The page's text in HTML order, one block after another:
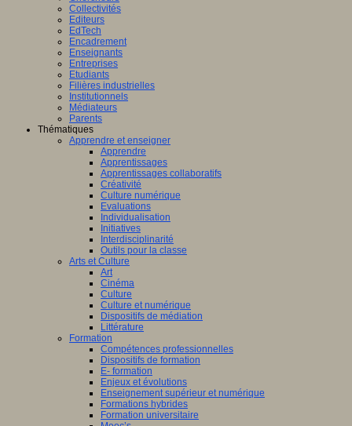
Collectivités
Editeurs
EdTech
Encadrement
Enseignants
Entreprises
Etudiants
Filières industrielles
Institutionnels
Médiateurs
Parents
Thématiques
Apprendre et enseigner
Apprendre
Apprentissages
Apprentissages collaboratifs
Créativité
Culture numérique
Evaluations
Individualisation
Initiatives
Interdisciplinarité
Outils pour la classe
Arts et Culture
Art
Cinéma
Culture
Culture et numérique
Dispositifs de médiation
Littérature
Formation
Compétences professionnelles
Dispositifs de formation
E- formation
Enjeux et évolutions
Enseignement supérieur et numérique
Formations hybrides
Formation universitaire